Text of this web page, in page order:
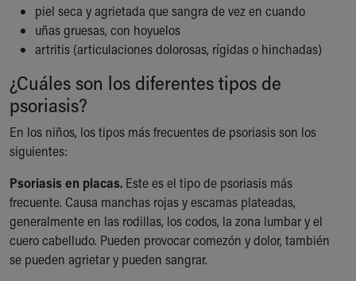
Our Leadership
Quality and Patient Safety
Unity and Engagement
Our History
More childhood, please.™
Cincinnati Children's
Your Visit
Directions
Doggie Brigade
During Your Visit
Financial Services
Rest Accommodations
piel seca y agrietada que sangra de vez en cuando
uñas gruesas, con hoyuelos
artritis (articulaciones dolorosas, rígidas o hinchadas)
¿Cuáles son los diferentes tipos de
psoriasis?
En los niños, los tipos más frecuentes de psoriasis son los
siguientes:
Psoriasis en placas. Este es el tipo de psoriasis más
frecuente. Causa manchas rojas y escamas plateadas,
generalmente en las rodillas, los codos, la zona lumbar y el
cuero cabelludo. Pueden provocar comezón y dolor, también
se pueden agrietar y pueden sangrar.